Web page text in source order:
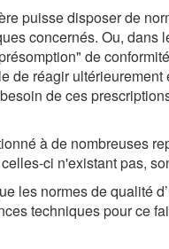
puisse disposer de
concernés. Ou, dans
de
de réagir
de ces
à de nombreuses
ci n'existant pas,
les normes de qualité
techniques pour ce